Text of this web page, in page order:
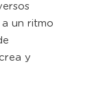
un ritmo
y